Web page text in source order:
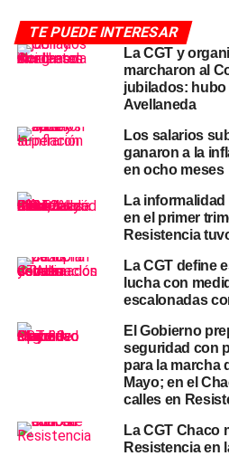
su criterio, son inevitables.
Ritondo cuestionó el
sindicalismo y la CGT
Al analizar el rol de las
que gran parte de la dirigencia
desconectada de la realidad
sentido, remarcó que la
pensada para otro país” y que
obstáculo para la creación de
El legislador consideró que el
mejorar las condiciones de los
preservar estructuras de poder
décadas. En esa línea,
una huelga sin presentar
empleo.
TE PUEDE INTERESAR
La CGT y
marcharon al
jubilados:
Avellaneda
Los salarios
ganaron a la
en ocho meses
La
en el primer
Resistencia
La CGT define
lucha con
escalonadas
El Gobierno
seguridad con
para la marcha
Mayo; en el
calles en
La CGT Chaco
Resistencia en